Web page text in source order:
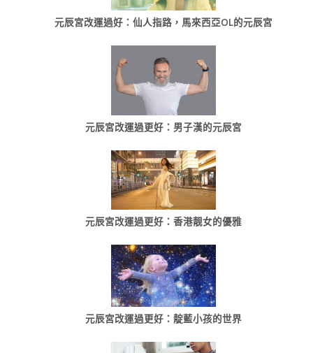
元辰宮改運過好：仙人指路，馬來西亞OL的元辰宮
元辰宮改運過更好：男子漢的元辰宮
元辰宮改運過更好：香港靓女的優雅
元辰宮改運過更好：靛藍小孩的世界